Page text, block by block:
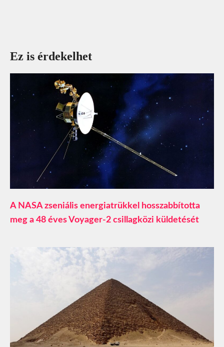
Ez is érdekelhet
A NASA zseniális energiatrükkel hosszabbította
meg a 48 éves Voyager-2 csillagközi küldetését